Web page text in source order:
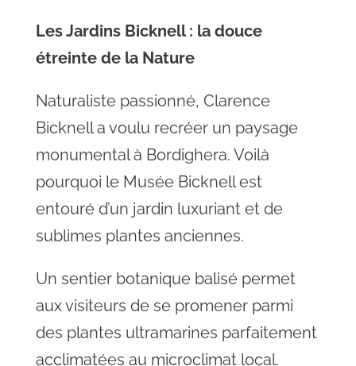
Les Jardins Bicknell : la douce
étreinte de la Nature
Naturaliste passionné, Clarence
Bicknell a voulu recréer un paysage
monumental à Bordighera. Voilà
pourquoi le Musée Bicknell est
entouré d’un jardin luxuriant et de
sublimes plantes anciennes.
Un sentier botanique balisé permet
aux visiteurs de se promener parmi
des plantes ultramarines parfaitement
acclimatées au microclimat local.